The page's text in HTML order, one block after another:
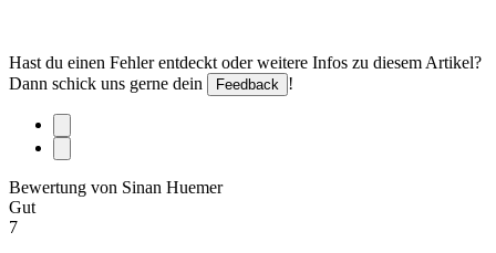
Hast du einen Fehler entdeckt oder weitere Infos zu diesem Artikel?
Dann schick uns gerne dein
Feedback !
Bewertung von Sinan Huemer
Gut
7